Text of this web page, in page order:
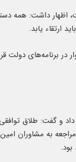
اظهار داشت: همه
ارتقاء یابد.
برنامه‌های دولت
و گفت: طلاق توافقی
به مشاوران